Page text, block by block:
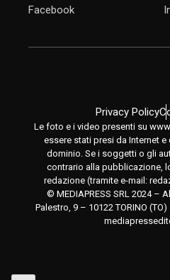
Facebook
Privacy Policy
Le foto e i video presenti su
essere stati presi da Internet
dominio. Se i soggetti o gli
contrario alla pubblicazione,
redazione (tramite e-mail:
© MEDIAPRESS SRL 2024 –
Palestro, 9 – 10122 TORINO